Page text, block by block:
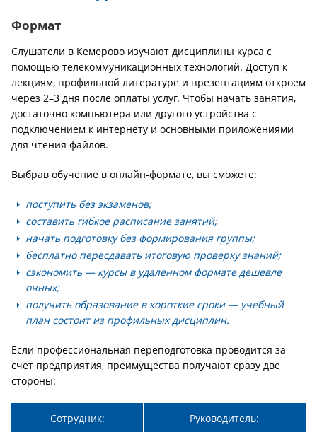
Формат
Слушатели в Кемерово изучают дисциплины курса с
помощью телекоммуникационных технологий. Доступ к
лекциям, профильной литературе и презентациям откроем
через 2–3 дня после оплаты услуг. Чтобы начать занятия,
достаточно компьютера или другого устройства с
подключением к интернету и основными приложениями
для чтения файлов.
Выбрав обучение в онлайн-формате, вы сможете:
поступить без экзаменов;
составить гибкое расписание занятий;
начать подготовку без формирования группы;
бесплатно пересдавать итоговую проверку знаний;
сэкономить — курсы в удаленном формате дешевле
очных;
получить образование в короткие сроки — учебный
план состоит из профильных дисциплин.
Если профессиональная переподготовка проводится за
счет предприятия, преимущества получают сразу две
стороны:
Сотрудник: Руководитель: